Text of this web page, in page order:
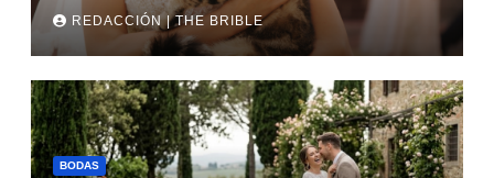
REDACCIÓN | THE BRIBLE
BODAS